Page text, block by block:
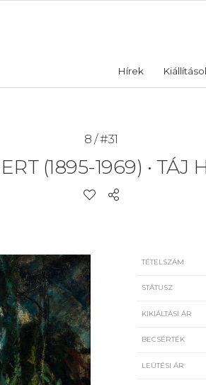
Hírek
8 / #31
(1895-1969) • TÁJ
TÉTELSZÁM
STÁTUSZ
KIKIÁLTÁSI ÁR
BECSÉRTÉK
LEÜTÉSI ÁR